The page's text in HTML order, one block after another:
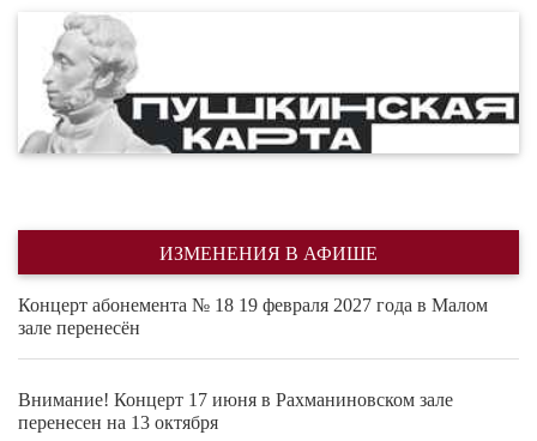
ИЗМЕНЕНИЯ В АФИШЕ
Концерт абонемента № 18 19 февраля 2027 года в Малом
зале перенесён
Внимание! Концерт 17 июня в Рахманиновском зале
перенесен на 13 октября